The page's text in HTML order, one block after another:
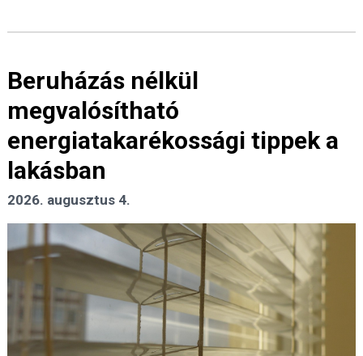
Beruházás nélkül
megvalósítható
energiatakarékossági tippek a
lakásban
2026. augusztus 4.